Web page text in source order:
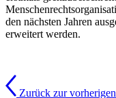
den nächsten Jahren
erweitert werden.
Zurück zur